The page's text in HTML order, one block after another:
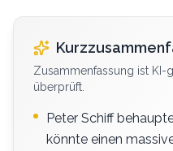
Zusammenfassung ist KI-
überprüft.
Peter Schiff
könnte einen